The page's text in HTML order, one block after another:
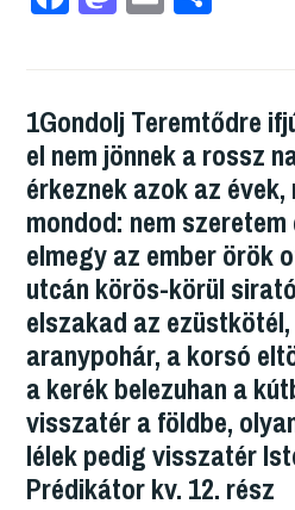
a
e
b
o
o
k
a
o
d
o
n
m
a
m
e
g
1Gondolj Teremtődre
el nem jönnek a rossz
érkeznek azok az
mondod: nem
elmegy az ember örök
utcán körös-körül
elszakad az
aranypohár, a korsó
a kerék belezuhan a
visszatér a földbe,
lélek pedig visszatér
Prédikátor kv. 12. rész